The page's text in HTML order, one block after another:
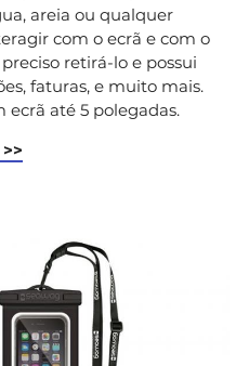
areia ou qualquer
com o ecrã e com o
retirá-lo e possui
faturas, e muito mais.
ecrã até 5 polegadas.